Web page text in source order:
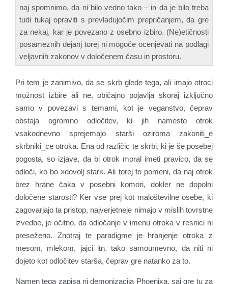
naj spomnimo, da ni bilo vedno tako – in da je bilo treba
tudi tukaj opraviti s prevladujočim prepričanjem, da gre
za nekaj, kar je povezano z osebno izbiro. (Ne)etičnosti
posameznih dejanj torej ni mogoče ocenjevati na podlagi
veljavnih zakonov v določenem času in prostoru.
Pri tem je zanimivo, da se skrb glede tega, ali imajo otroci
možnost izbire ali ne, običajno pojavlja skoraj izključno
samo v povezavi s temami, kot je veganstvo, čeprav
obstaja ogromno odločitev, ki jih namesto otrok
vsakodnevno sprejemajo starši oziroma zakoniti_e
skrbniki_ce otroka. Ena od različic te skrbi, ki je še posebej
pogosta, so izjave, da bi otrok moral imeti pravico, da se
odloči, ko bo »dovolj star«. Ali torej to pomeni, da naj otrok
brez hrane čaka v posebni komori, dokler ne dopolni
določene starosti? Ker vse prej kot maloštevilne osebe, ki
zagovarjajo ta pristop, najverjetneje nimajo v mislih tovrstne
izvedbe, je očitno, da odločanje v imenu otroka v resnici ni
preseženo. Znotraj te paradigme je hranjenje otroka z
mesom, mlekom, jajci itn. tako samoumevno, da niti ni
dojeto kot odločitev starša, čeprav gre natanko za to.
Namen tega zapisa ni demonizacija Phoenixa, saj gre tu za